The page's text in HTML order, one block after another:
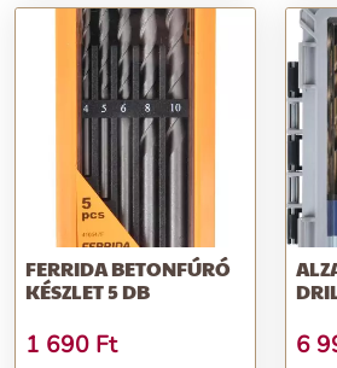
FERRIDA BETONFÚRÓ
KÉSZLET 5 DB
1 690 Ft 6